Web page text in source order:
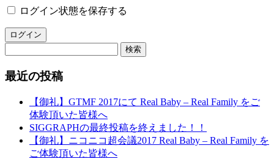
ログイン状態を保存する
最近の投稿
【御礼】GTMF 2017にて Real Baby – Real Family をご
体験頂いた皆様へ
SIGGRAPHの最終投稿を終えました！！
【御礼】ニコニコ超会議2017 Real Baby – Real Family を
ご体験頂いた皆様へ